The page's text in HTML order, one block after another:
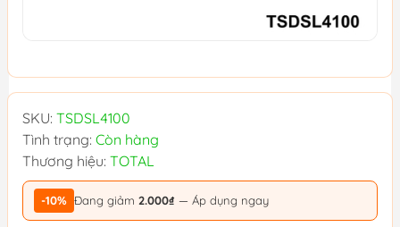
SKU: TSDSL4100
Tình trạng: Còn hàng
Thương hiệu: TOTAL
-10% Đang giảm 2.000₫ — Áp dụng ngay